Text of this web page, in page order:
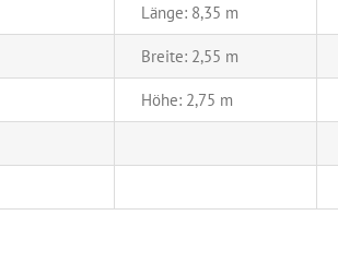
Länge: 8,35 m
Breite: 2,55 m
Höhe: 2,75 m